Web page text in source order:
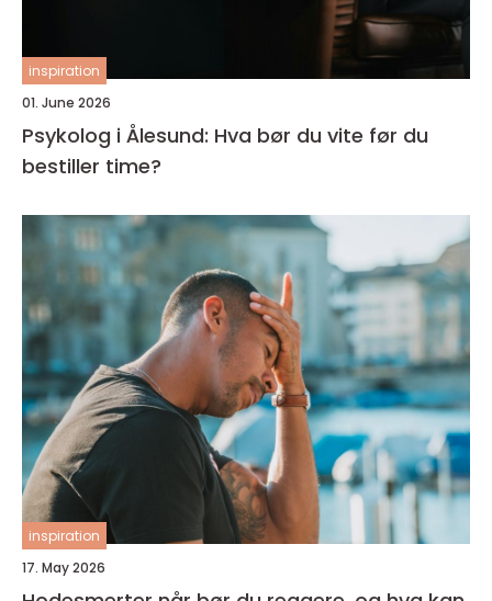
inspiration
01. June 2026
Psykolog i Ålesund: Hva bør du vite før du
bestiller time?
inspiration
17. May 2026